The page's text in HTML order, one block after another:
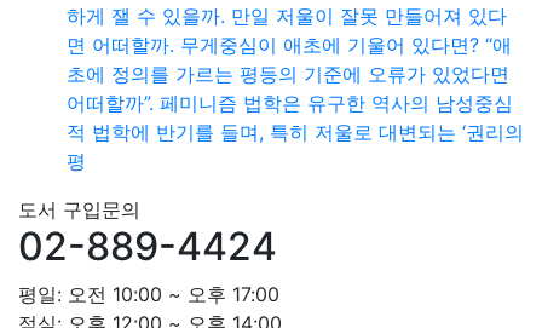
하게 잴 수 있을까. 만일 저울이 잘못 만들어져 있다
면 어떠할까. 무게중심이 애초에 기울어 있다면? “애
초에 정의를 가르는 평등의 기준에 오류가 있었다면
어떠할까”. 페미니즘 법학은 유구한 역사의 남성중심
적 법학에 반기를 들며, 특히 저울로 대변되는 ‘권리의
평
도서 구입문의
02-889-4424
평일: 오전 10:00 ~ 오후 17:00
점심: 오후 12:00 ~ 오후 14:00